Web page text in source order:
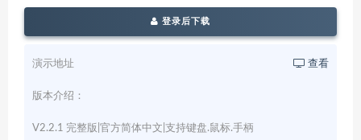
登录后下载
演示地址 查看
版本介绍：
V2.2.1 完整版|官方简体中文|支持键盘.鼠标.手柄